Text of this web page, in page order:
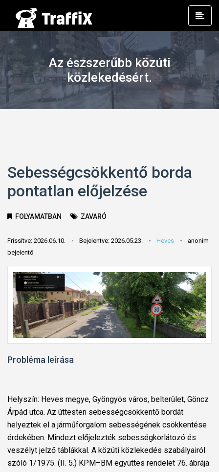
Az észszerűbb közúti
közlekedésért.
Sebességcsökkentő borda
pontatlan előjelzése
FOLYAMATBAN ZAVARÓ
Frissítve: 2026.06.10. Bejelentve: 2026.05.23. Heves
anonim
bejelentő
Probléma leírása
Helyszín: Heves megye, Gyöngyös város, belterület, Göncz
Árpád utca. Az úttesten sebességcsökkentő bordát
helyeztek el a járműforgalom sebességének csökkentése
érdekében. Mindezt előjelezték sebességkorlátozó és
veszélyt jelző táblákkal. A közúti közlekedés szabályairól
szóló 1/1975. (II. 5.) KPM–BM együttes rendelet 76. ábrája